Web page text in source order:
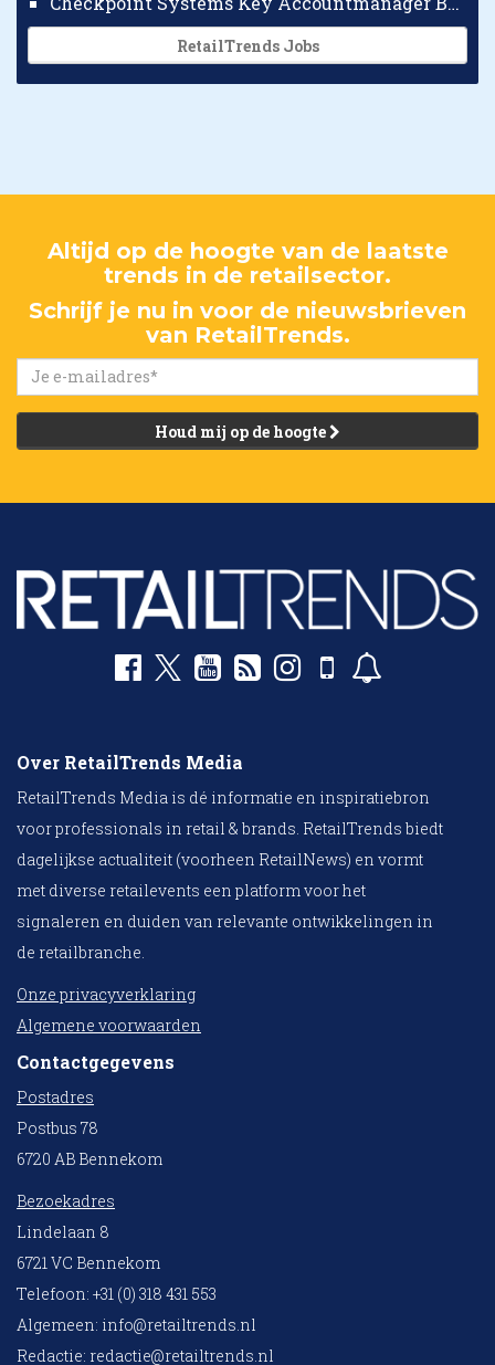
RetailTrends Jobs
Altijd op de hoogte van de laatste
trends in de retailsector.
Schrijf je nu in voor de nieuwsbrieven
van RetailTrends.
Houd mij op de hoogte
Over RetailTrends Media
RetailTrends Media is dé informatie en inspiratiebron
voor professionals in retail & brands. RetailTrends biedt
dagelijkse actualiteit (voorheen RetailNews) en vormt
met diverse retailevents een platform voor het
signaleren en duiden van relevante ontwikkelingen in
de retailbranche.
Onze privacyverklaring
Algemene voorwaarden
Contactgegevens
Postadres
Postbus 78
6720 AB Bennekom
Bezoekadres
Lindelaan 8
6721 VC Bennekom
Telefoon: +31 (0) 318 431 553
Algemeen: info@retailtrends.nl
Redactie: redactie@retailtrends.nl